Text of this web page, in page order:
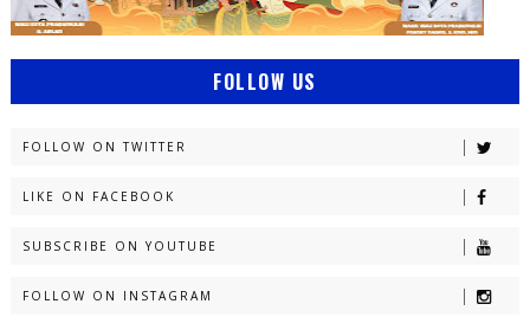
FOLLOW US
FOLLOW ON TWITTER
LIKE ON FACEBOOK
SUBSCRIBE ON YOUTUBE
FOLLOW ON INSTAGRAM